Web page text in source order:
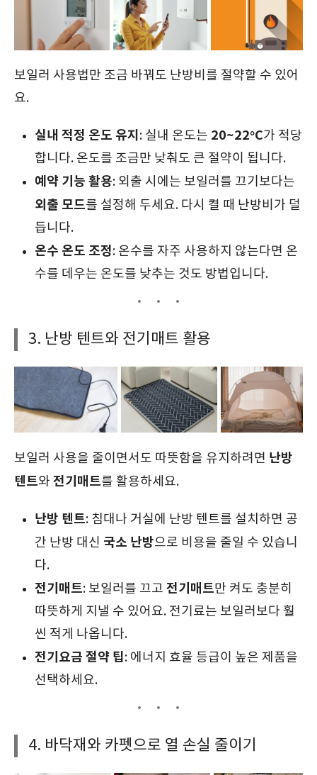
보일러 사용법만 조금 바꿔도 난방비를 절약할 수 있어
요.
실내 적정 온도 유지 : 실내 온도는 20~22°C가 적당
합니다. 온도를 조금만 낮춰도 큰 절약이 됩니다.
예약 기능 활용: 외출 시에는 보일러를 끄기보다는
외출 모드를 설정해 두세요. 다시 켤 때 난방비가 덜
듭니다.
온수 온도 조정: 온수를 자주 사용하지 않는다면 온
수를 데우는 온도를 낮추는 것도 방법입니다.
3. 난방 텐트와 전기매트 활용
보일러 사용을 줄이면서도 따뜻함을 유지하려면 난방
텐트와 전기매트를 활용하세요.
난방 텐트: 침대나 거실에 난방 텐트를 설치하면 공
간 난방 대신 국소 난방으로 비용을 줄일 수 있습니
다.
전기매트: 보일러를 끄고 전기매트만 켜도 충분히
따뜻하게 지낼 수 있어요. 전기료는 보일러보다 훨
씬 적게 나옵니다.
전기요금 절약 팁: 에너지 효율 등급이 높은 제품을
선택하세요.
4. 바닥재와 카펫으로 열 손실 줄이기